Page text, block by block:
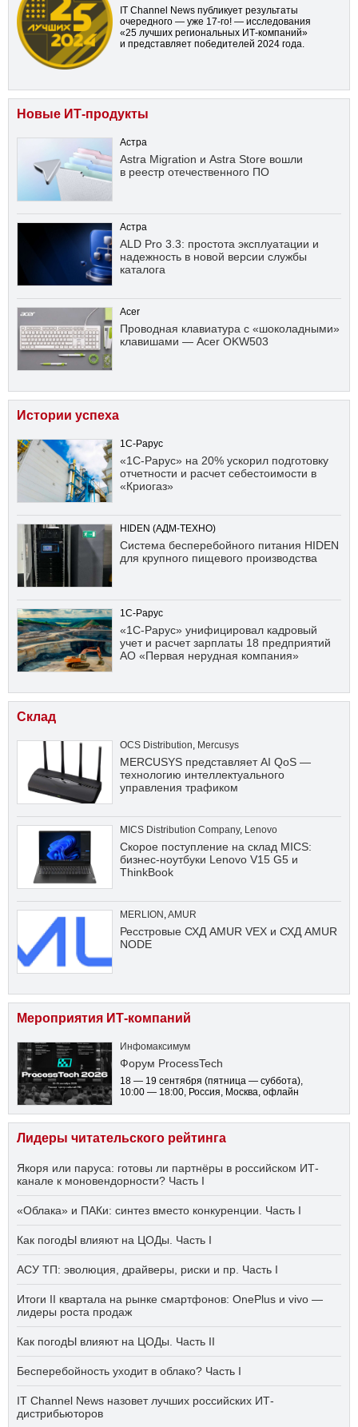
IT Channel News публикует результаты
очередного — уже 17-го! — исследования
«25 лучших региональных ИТ-компаний»
и представляет победителей 2024 года.
Новые ИТ-продукты
Астра
Astra Migration и Astra Store вошли
в реестр отечественного ПО
Астра
ALD Pro 3.3: простота эксплуатации и
надежность в новой версии службы
каталога
Acer
Проводная клавиатура с «шоколадными»
клавишами — Acer OKW503
Истории успеха
1С-Рарус
«1С-Рарус» на 20% ускорил подготовку
отчетности и расчет себестоимости в
«Криогаз»
HIDEN (АДМ-ТЕХНО)
Система бесперебойного питания HIDEN
для крупного пищевого производства
1С-Рарус
«1С-Рарус» унифицировал кадровый
учет и расчет зарплаты 18 предприятий
АО «Первая нерудная компания»
Склад
OCS Distribution Mercusys
MERCUSYS представляет AI QoS —
технологию интеллектуального
управления трафиком
MICS Distribution Company, Lenovo
Скорое поступление на склад MICS:
бизнес-ноутбуки Lenovo V15 G5 и
ThinkBook
MERLION AMUR
Ресстровые СХД AMUR VEX и СХД AMUR
NODE
Мероприятия ИТ-компаний
Инфомаксимум
Форум ProcessTech
18 — 19 сентября (пятница — суббота),
10:00 — 18:00, Россия, Москва, офлайн
Лидеры читательского рейтинга
Якоря или паруса: готовы ли партнёры в российском ИТ-
канале к моновендорности? Часть I
«Облака» и ПАКи: синтез вместо конкуренции. Часть I
Как погодЫ влияют на ЦОДы. Часть I
АСУ ТП: эволюция, драйверы, риски и пр. Часть I
Итоги II квартала на рынке смартфонов: OnePlus и vivo —
лидеры роста продаж
Как погодЫ влияют на ЦОДы. Часть II
Бесперебойность уходит в облако? Часть I
IT Channel News назовет лучших российских ИТ-
дистрибьюторов